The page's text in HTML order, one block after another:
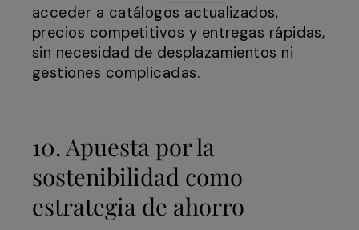
acceder a catálogos actualizados,
precios competitivos y entregas rápidas,
sin necesidad de desplazamientos ni
gestiones complicadas.
10. Apuesta por la
sostenibilidad como
estrategia de ahorro